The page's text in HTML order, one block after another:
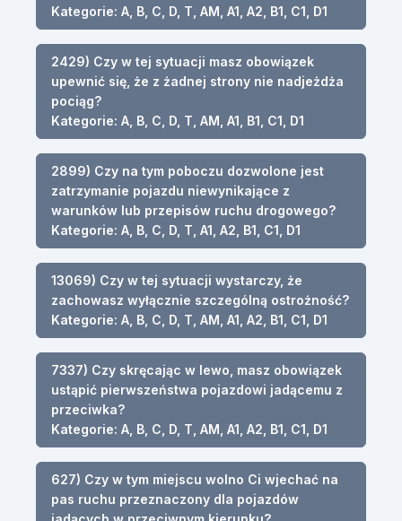
Kategorie: A, B, C, D, T, AM, A1, A2, B1, C1, D1
2429) Czy w tej sytuacji masz obowiązek
upewnić się, że z żadnej strony nie nadjeżdża
pociąg?
Kategorie: A, B, C, D, T, AM, A1, B1, C1, D1
2899) Czy na tym poboczu dozwolone jest
zatrzymanie pojazdu niewynikające z
warunków lub przepisów ruchu drogowego?
Kategorie: A, B, C, D, T, A1, A2, B1, C1, D1
13069) Czy w tej sytuacji wystarczy, że
zachowasz wyłącznie szczególną ostrożność?
Kategorie: A, B, C, D, T, AM, A1, A2, B1, C1, D1
7337) Czy skręcając w lewo, masz obowiązek
ustąpić pierwszeństwa pojazdowi jadącemu z
przeciwka?
Kategorie: A, B, C, D, T, AM, A1, A2, B1, C1, D1
627) Czy w tym miejscu wolno Ci wjechać na
pas ruchu przeznaczony dla pojazdów